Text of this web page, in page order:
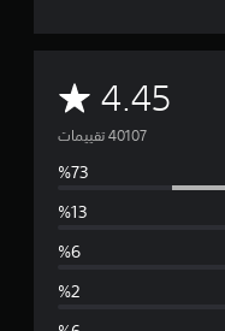
4.45م
ت
و
س